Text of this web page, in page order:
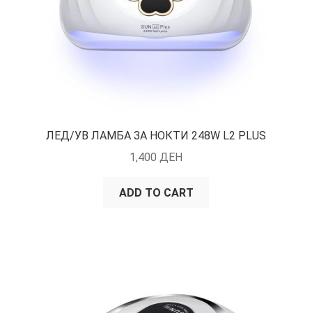
ПРОИЗВОДИ
ЛЕД/УВ ЛАМБА ЗА НОКТИ 248W L2 PLUS
1,400 ДЕН
ADD TO CART